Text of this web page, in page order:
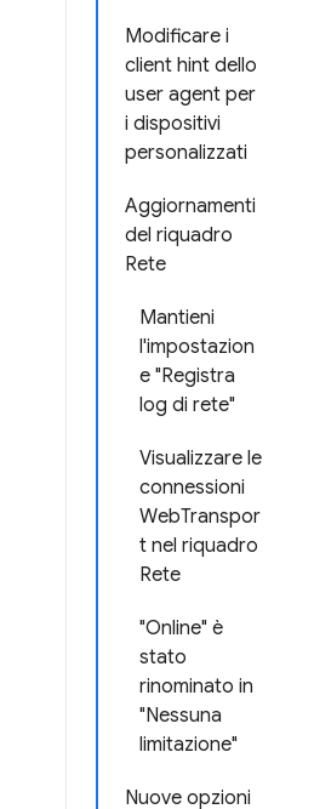
Modificare i
client hint dello
user agent per
i dispositivi
personalizzati
Aggiornamenti
del riquadro
Rete
Mantieni
l'impostazion
e "Registra
log di rete"
Visualizzare le
connessioni
WebTranspor
t nel riquadro
Rete
"Online" è
stato
rinominato in
"Nessuna
limitazione"
Nuove opzioni